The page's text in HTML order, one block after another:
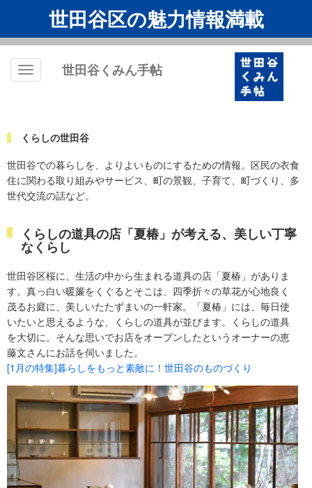
世田谷区の魅力情報満載
Toggle
世田谷くみん手帖
くらしの世田谷
世田谷での暮らしを、よりよいものにするための情報。区民の衣食
住に関わる取り組みやサービス、町の景観、子育て、町づくり、多
世代交流の話など。
くらしの道具の店「夏椿」が考える、美しい丁寧
なくらし
世田谷区桜に、生活の中から生まれる道具の店「夏椿」がありま
す。真っ白い暖簾をくぐるとそこは、四季折々の草花が心地良く
茂るお庭に、美しいたたずまいの一軒家。「夏椿」には、毎日使
いたいと思えるような、くらしの道具が並びます。くらしの道具
を大切に。そんな思いでお店をオープンしたというオーナーの恵
藤文さんにお話を伺いました。
[1月の特集]暮らしをもっと素敵に！世田谷のものづくり